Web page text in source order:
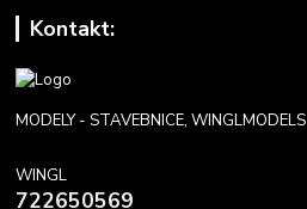
Kontakt:
MODELY - STAVEBNICE, WINGLMODELS
WINGL
722650569